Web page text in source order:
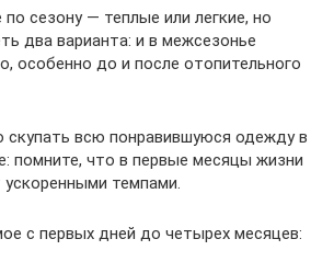
сезону — теплые или легкие, но
два варианта: и в межсезонье
особенно до и после отопительного
скупать всю понравившуюся одежду в
помните, что в первые месяцы жизни
ускоренными темпами.
с первых дней до четырех месяцев: